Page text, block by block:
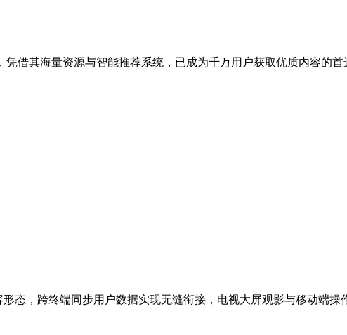
借其海量资源与智能推荐系统，已成为千万用户获取优质内容的
态，跨终端同步用户数据实现无缝衔接，电视大屏观影与移动端操